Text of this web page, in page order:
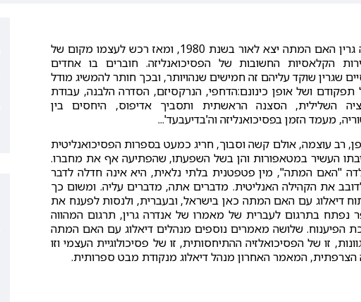
מאמרו של אנדרה גרין האם המתה יצא לאור בשנת 1980, ומאז רכש לעצמו מקום של
הקלאסיות החשובות של הפסיכואנליזה. חוברים בו אחדים
שגרין שוקד עליהם זה חמישים שנהויותר, ובכך חותר להמשיג מודל
ושל אופן כינונם:הדחפי, הנרקסיזם, הסדרה הלבנה, עבודת
השלילית, הסצנה הראשתית ותסביך אדיפוס, היחסים בין
מעמד הזמן בפסיכואנליזה וה'בדיעבעד'...
רב עוצמה, אולם קשה וסבוך, חריג כמעט בספרות הפסיכואנליטית
העשיר במטאפורות והן בשל השפעתו, שהפתיעה אף את מחברו.
"האם המתה", מין פטפטנית בלתי נלאית, היא אינה חדלה לדבר
את הקהילה האנליטית. מדברים אתה, מדברים עליה. ומשום כך
דיאלוג עם האם המתה כאן בישראל, ובעברית, ולנסות לפענח את
בתרגום לעברית של מאמרו של אנדרה גרין, תרגום המהווה
הפיענוח. שלושה מאמרים נוספים מנהלים דיאלוג עם האם המתה
זו של הפסיכואלזיה ההתיחסותית, זו של פסיכולוגיית העצמי וזו
הצרפתית, המאמר האחרון מנהל דיאלוג מנקודת מבט ספרותית.